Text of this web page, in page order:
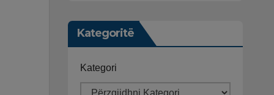
Kategoritë
Kategori